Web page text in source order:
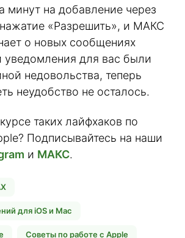
минут на добавление через
«Разрешить», и МАКС
о новых сообщениях
уведомления для вас были
недовольства, теперь
неудобство не осталось.
таких лайфхаков по
Подписывайтесь на наши
и МАКС.
для iOS и Mac
Советы по работе с Apple